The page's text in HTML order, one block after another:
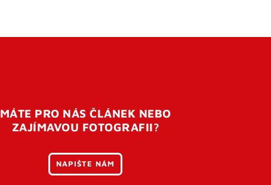
MÁTE PRO NÁS ČLÁNEK NEBO
ZAJÍMAVOU FOTOGRAFII?
NAPIŠTE NÁM